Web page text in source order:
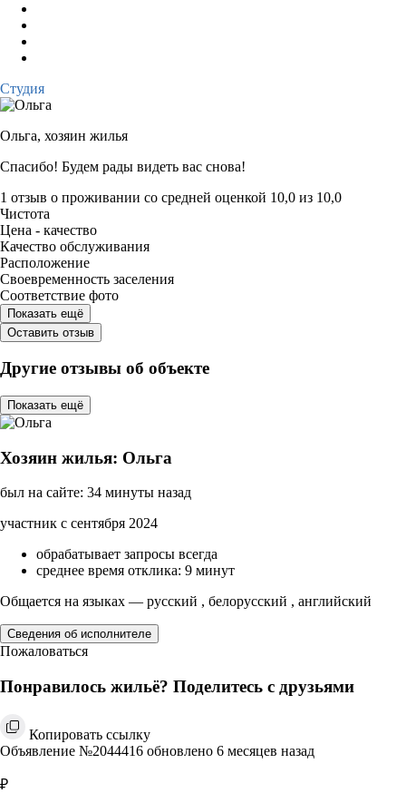
Студия
Ольга, хозяин жилья
Спасибо! Будем рады видеть вас снова!
1 отзыв о проживании со средней оценкой 10,0 из 10,0
Чистота
Цена - качество
Качество обслуживания
Расположение
Своевременность заселения
Соответствие фото
Показать ещё
Оставить отзыв
Другие отзывы об объекте
Показать ещё
Хозяин жилья: Ольга
был на сайте: 34 минуты назад
участник с сентября 2024
обрабатывает запросы всегда
среднее время отклика: 9 минут
Общается на языках — русский , белорусский , английский
Сведения об исполнителе
Пожаловаться
Понравилось жильё? Поделитесь с друзьями
Копировать ссылку
Объявление №2044416 обновлено 6 месяцев назад
₽